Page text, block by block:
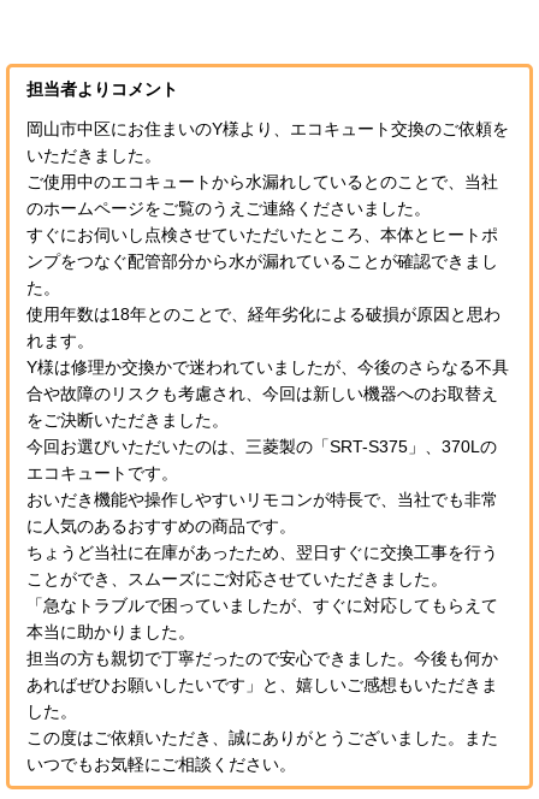
担当者よりコメント
岡山市中区にお住まいのY様より、エコキュート交換のご依頼を
いただきました。
ご使用中のエコキュートから水漏れしているとのことで、当社
のホームページをご覧のうえご連絡くださいました。
すぐにお伺いし点検させていただいたところ、本体とヒートポ
ンプをつなぐ配管部分から水が漏れていることが確認できまし
た。
使用年数は18年とのことで、経年劣化による破損が原因と思わ
れます。
Y様は修理か交換かで迷われていましたが、今後のさらなる不具
合や故障のリスクも考慮され、今回は新しい機器へのお取替え
をご決断いただきました。
今回お選びいただいたのは、三菱製の「SRT-S375」、370Lの
エコキュートです。
おいだき機能や操作しやすいリモコンが特長で、当社でも非常
に人気のあるおすすめの商品です。
ちょうど当社に在庫があったため、翌日すぐに交換工事を行う
ことができ、スムーズにご対応させていただきました。
「急なトラブルで困っていましたが、すぐに対応してもらえて
本当に助かりました。
担当の方も親切で丁寧だったので安心できました。今後も何か
あればぜひお願いしたいです」と、嬉しいご感想もいただきま
した。
この度はご依頼いただき、誠にありがとうございました。また
いつでもお気軽にご相談ください。